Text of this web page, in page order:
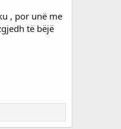
, por unë me
të bëjë